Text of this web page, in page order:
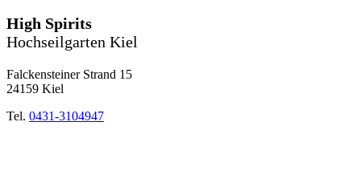
High Spirits
Hochseilgarten Kiel
Falckensteiner Strand 15
24159 Kiel
Tel. 0431-3104947